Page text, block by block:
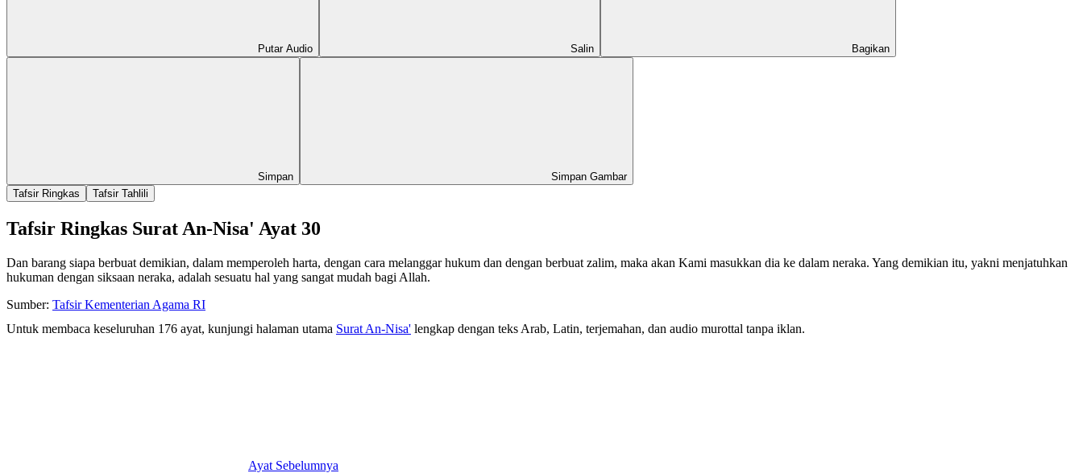
Putar Audio Salin Bagikan
Simpan
Simpan Gambar
Tafsir Ringkas
Tafsir Tahlili
Tafsir Ringkas Surat An-Nisa' Ayat 30
Dan barang siapa berbuat demikian, dalam memperoleh harta, dengan cara melanggar hukum dan dengan berbuat zalim, maka akan Kami masukkan dia ke dalam neraka. Yang demikian itu, yakni menjatuhkan
hukuman dengan siksaan neraka, adalah sesuatu hal yang sangat mudah bagi Allah.
Sumber: Tafsir Kementerian Agama RI
Untuk membaca keseluruhan 176 ayat, kunjungi halaman utama Surat An-Nisa' lengkap dengan teks Arab, Latin, terjemahan, dan audio murottal tanpa iklan.
Ayat Sebelumnya